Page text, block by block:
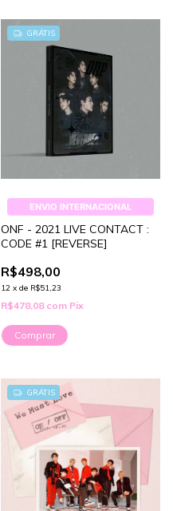
GRÁTIS
ENVIO INTERNACIONAL
ONF - 2021 LIVE CONTACT :
CODE #1 [REVERSE]
R$498,00
12 x de R$51,23
R$478,08 com Pix
GRÁTIS